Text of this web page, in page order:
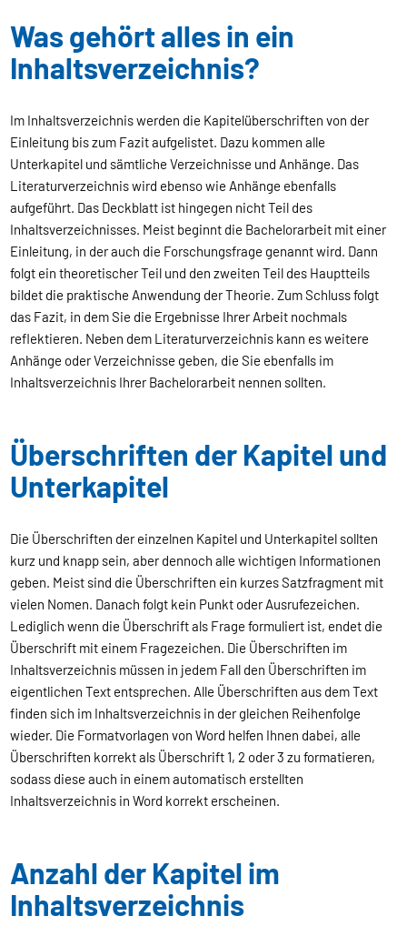
Was gehört alles in ein
Inhaltsverzeichnis?
Im Inhaltsverzeichnis werden die Kapitelüberschriften von der
Einleitung bis zum Fazit aufgelistet. Dazu kommen alle
Unterkapitel und sämtliche Verzeichnisse und Anhänge. Das
Literaturverzeichnis wird ebenso wie Anhänge ebenfalls
aufgeführt. Das Deckblatt ist hingegen nicht Teil des
Inhaltsverzeichnisses. Meist beginnt die Bachelorarbeit mit einer
Einleitung, in der auch die Forschungsfrage genannt wird. Dann
folgt ein theoretischer Teil und den zweiten Teil des Hauptteils
bildet die praktische Anwendung der Theorie. Zum Schluss folgt
das Fazit, in dem Sie die Ergebnisse Ihrer Arbeit nochmals
reflektieren. Neben dem Literaturverzeichnis kann es weitere
Anhänge oder Verzeichnisse geben, die Sie ebenfalls im
Inhaltsverzeichnis Ihrer Bachelorarbeit nennen sollten.
Überschriften der Kapitel und
Unterkapitel
Die Überschriften der einzelnen Kapitel und Unterkapitel sollten
kurz und knapp sein, aber dennoch alle wichtigen Informationen
geben. Meist sind die Überschriften ein kurzes Satzfragment mit
vielen Nomen. Danach folgt kein Punkt oder Ausrufezeichen.
Lediglich wenn die Überschrift als Frage formuliert ist, endet die
Überschrift mit einem Fragezeichen. Die Überschriften im
Inhaltsverzeichnis müssen in jedem Fall den Überschriften im
eigentlichen Text entsprechen. Alle Überschriften aus dem Text
finden sich im Inhaltsverzeichnis in der gleichen Reihenfolge
wieder. Die Formatvorlagen von Word helfen Ihnen dabei, alle
Überschriften korrekt als Überschrift 1, 2 oder 3 zu formatieren,
sodass diese auch in einem automatisch erstellten
Inhaltsverzeichnis in Word korrekt erscheinen.
Anzahl der Kapitel im
Inhaltsverzeichnis